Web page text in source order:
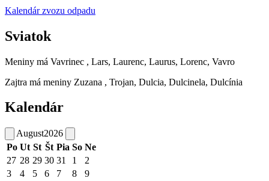
Kalendár zvozu odpadu
Sviatok
Meniny má Vavrinec , Lars, Laurenc, Laurus, Lorenc, Vavro
Zajtra má meniny Zuzana , Trojan, Dulcia, Dulcinela, Dulcínia
Kalendár
August2026
Po Ut St Št Pia So Ne
27 28 29 30 31 1
2
3
4 5 6 7 8
9